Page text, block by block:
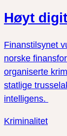
Høyt
Finanstilsynet
norske
organiserte
statlige
intelligens.
Kriminalitet